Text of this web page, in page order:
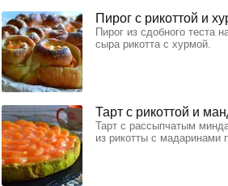
Пирог с рикоттой и
Пирог из сдобного теста
сыра рикотта с хурмой.
Тарт с рикоттой и
Тарт с рассыпчатым
из рикотты с мадаринами